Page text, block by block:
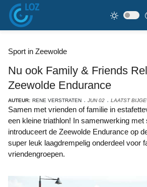
Sport in Zeewolde
Nu ook Family & Friends
Zeewolde Endurance
AUTEUR: RENE VERSTRATEN JUN 02 LAATST
Samen met vrienden of familie in estafettevorm meedoen aan
een kleine triathlon! In samenwerking met
introduceert de Zeewolde Endurance op
super leuk laagdrempelig onderdeel voor
vriendengroepen.